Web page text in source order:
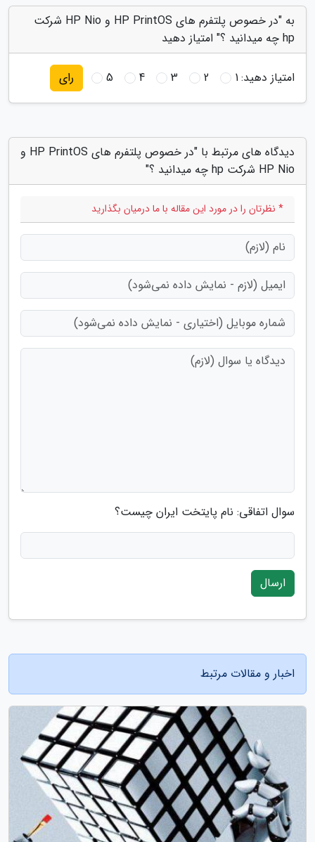
به "در خصوص پلتفرم های HP PrintOS و HP Nio شرکت
hp چه میدانید ؟" امتیاز دهید
امتیاز دهید:1
2
3
4
5 رای
دیدگاه های مرتبط با "در خصوص پلتفرم های HP PrintOS و
HP Nio شرکت hp چه میدانید ؟"
* نظرتان را در مورد این مقاله با ما درمیان بگذارید
سوال اتفاقی: نام پایتخت ایران چیست؟
ارسال
اخبار و مقالات مرتبط